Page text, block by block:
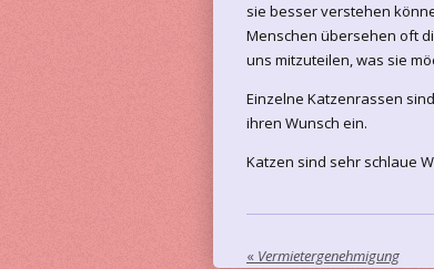
sie besser verstehen
Menschen übersehen oft
uns mitzuteilen, was sie
Einzelne Katzenrassen
ihren Wunsch ein.
Katzen sind sehr schlaue
« Vermietergenehmigung